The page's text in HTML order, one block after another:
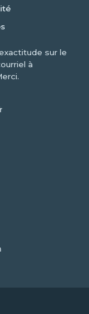
sur le
à